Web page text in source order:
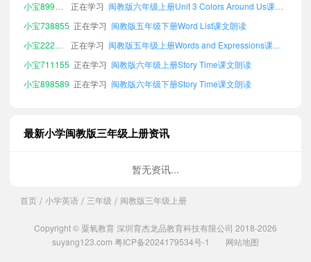
小宝738855
正在学习
闽教版五年级下册Word List课文朗读
小宝222000
正在学习
小宝711155
正在学习
闽教版六年级上册Story Time课文朗读
小宝898589 正在学习 闽教版六年级下册Story Time课文朗读
小宝368350
正在学习
小宝286649 正在学习
闽教版三年级下册Story Time课文朗读
小宝701084 正在学习
闽教版四年级下册Additional Words课文朗读
小宝275614
正在学习
最新小学闽教版三年级上册资讯
暂无资讯...
首页 / 小学英语 / 三年级 / 闽教版三年级上册
Copyright © 粟氧教育 深圳育杰龙品教育科技有限公司 2018-2026
suyang123.com 粤ICP备2024179534号-1 网站地图